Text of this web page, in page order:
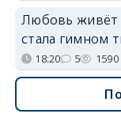
Любовь живёт
стала гимном
18:20 5 1590